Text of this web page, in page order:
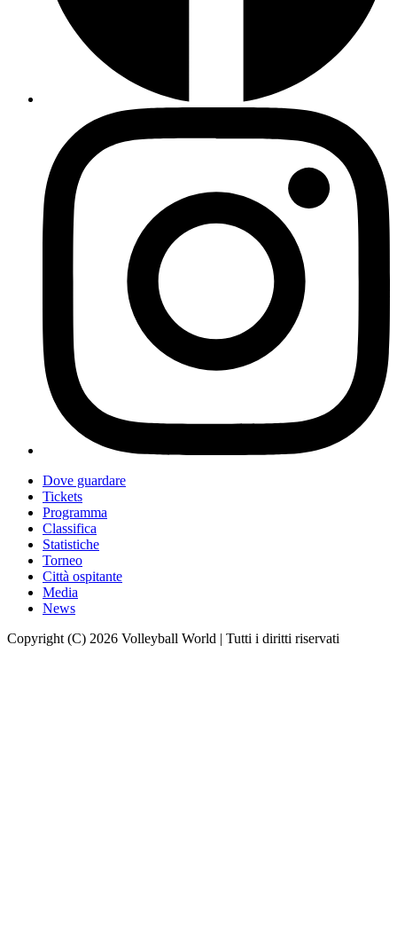
Dove guardare
Tickets
Programma
Classifica
Statistiche
Torneo
Città ospitante
Media
News
Copyright (C) 2026 Volleyball World | Tutti i diritti riservati